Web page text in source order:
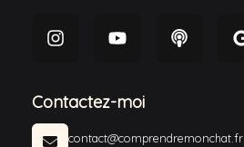
Contactez-moi
contact@comprendremonchat.fr